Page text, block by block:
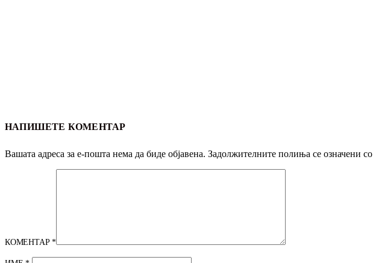
НАПИШЕТЕ КОМЕНТАР
Вашата адреса за е-пошта нема да биде објавена. Задолжителните полиња се означени со
КОМЕНТАР*